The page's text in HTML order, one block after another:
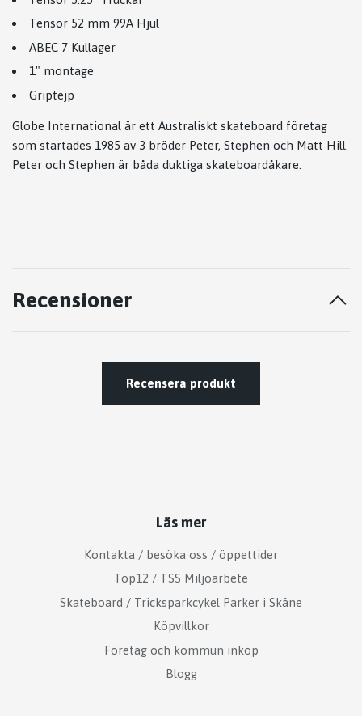
Tensor 52 mm 99A Hjul
ABEC 7 Kullager
1" montage
Griptejp
Globe International är ett Australiskt skateboard företag
som startades 1985 av 3 bröder Peter, Stephen och Matt Hill.
Peter och Stephen är båda duktiga skateboardåkare.
Recensioner
Recensera produkt
Läs mer
Kontakta / besöka oss / öppettider
Top12 / TSS Miljöarbete
Skateboard / Tricksparkcykel Parker i Skåne
Köpvillkor
Företag och kommun inköp
Blogg